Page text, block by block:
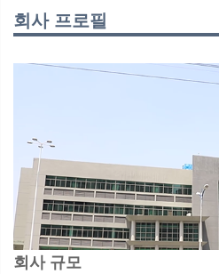
회사 프로필
회사 규모